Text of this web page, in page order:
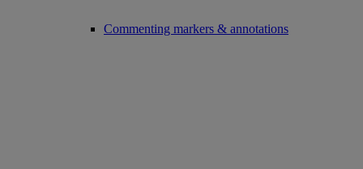
Commenting markers & annotations